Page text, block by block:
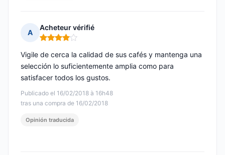
A
Acheteur vérifié
Nota: 4 de 5
Publicado el 16/02/2018 à 16h48
tras una compra de 16/02/2018
Vigile de cerca la calidad de sus cafés y mantenga una
selección lo suficientemente amplia como para
satisfacer todos los gustos.
Opinión traducida